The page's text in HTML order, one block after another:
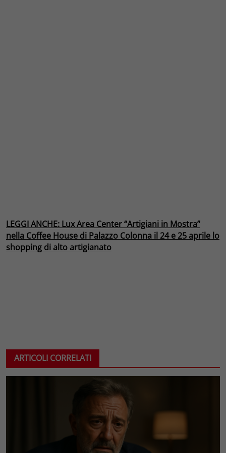
LEGGI ANCHE: Lux Area Center “Artigiani in Mostra”
nella Coffee House di Palazzo Colonna il 24 e 25 aprile lo
shopping di alto artigianato
ARTICOLI CORRELATI